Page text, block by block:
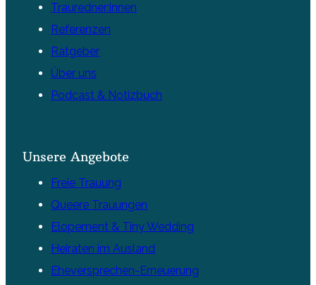
Trauredner:innen
Referenzen
Ratgeber
Über uns
Podcast & Notizbuch
Unsere Angebote
Freie Trauung
Queere Trauungen
Elopement & Tiny Wedding
Heiraten im Ausland
Eheversprechen-Erneuerung